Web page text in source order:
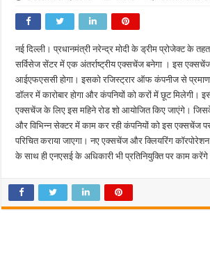
नई दिल्ली। प्रधानमंत्री नरेन्द्र मोदी के ड्रीम प्रोजेक्ट के
सर्विसेज सेंटर में एक अंतर्राष्ट्रीय एक्सचेंज बनेगा । इस
आईएफएससी होगा। इसको रजिस्ट्रार ऑफ कंपनीज से
डॉलर में कारोबार होगा और कंपनियों को करों में छूट मिलेगी।
एक्सचेंज के लिए इस महिने रोड शो आयोजित किए जाएंगे।
और विभिन्न सेक्टर में काम कर रही कंपनियों को इस एक्सचेंज
परिचित कराया जाएगा। नए एक्सचेंज और क्लियरिंग कॉरपोरेशन
के साथ ही एनएसई के अधिकारी भी प्रतिनियुक्ति पर काम